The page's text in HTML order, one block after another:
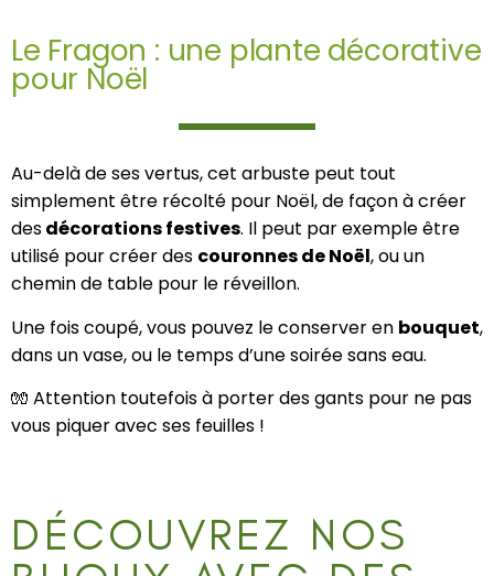
Le Fragon : une plante décorative
pour Noël
Au-delà de ses vertus, cet arbuste peut tout
simplement être récolté pour Noël, de façon à créer
desdécorations festives. Il peut par exemple être
utilisé pour créer des couronnes de Noël, ou un
chemin de table pour le réveillon.
Une fois coupé, vous pouvez le conserver en bouquet,
dans un vase, ou le temps d’une soirée sans eau.
🧤 Attention toutefois à porter des gants pour ne pas
vous piquer avec ses feuilles !
DÉCOUVREZ NOS